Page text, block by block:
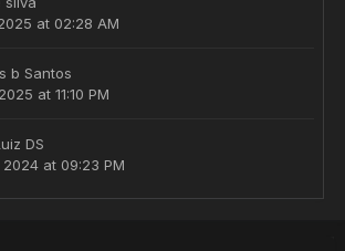
at 02:28 AM
b Santos
at 11:10 PM
DS
at 09:23 PM